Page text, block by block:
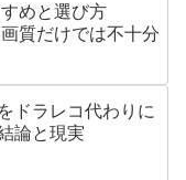
めと選び方
質だけでは不十分
ドラレコ代わりに
論と現実